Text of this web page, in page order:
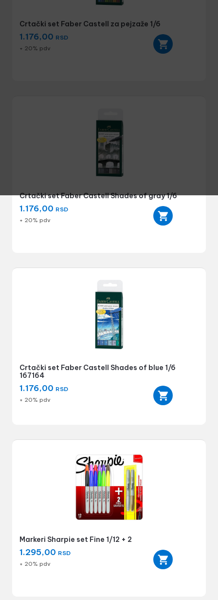
Crtački set Faber Castell za pejzaže 1/6
1.176,00 RSD
+ 20% pdv
Crtački set Faber Castell Shades of gray 1/6
1.176,00 RSD
+ 20% pdv
Crtački set Faber Castell Shades of blue 1/6
167164
1.176,00 RSD
+ 20% pdv
Markeri Sharpie set Fine 1/12 + 2
1.295,00 RSD
+ 20% pdv